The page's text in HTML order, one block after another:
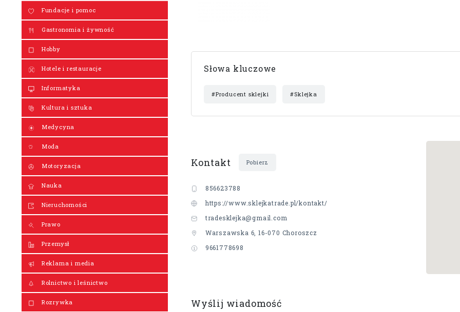
Fundacje i pomoc
Gastronomia i żywność
Hobby
Hotele i restauracje
Informatyka
Kultura i sztuka
Medycyna
Moda
Motoryzacja
Nauka
Nieruchomości
Prawo
Przemysł
Reklama i media
Rolnictwo i leśnictwo
Rozrywka
Słowa kluczowe
#Producent sklejki #Sklejka
Kontakt Pobierz
856623788
https://www.sklejkatrade.pl/kontakt/
tradesklejka@gmail.com
Warszawska 6, 16-070 Choroszcz
9661778698
Wyślij wiadomość